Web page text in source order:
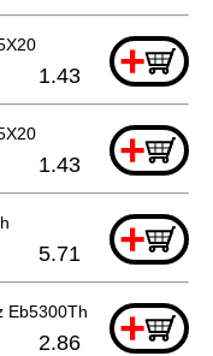
+
1.43
+
1.43
+
5.71
Eb5300Th +
2.86